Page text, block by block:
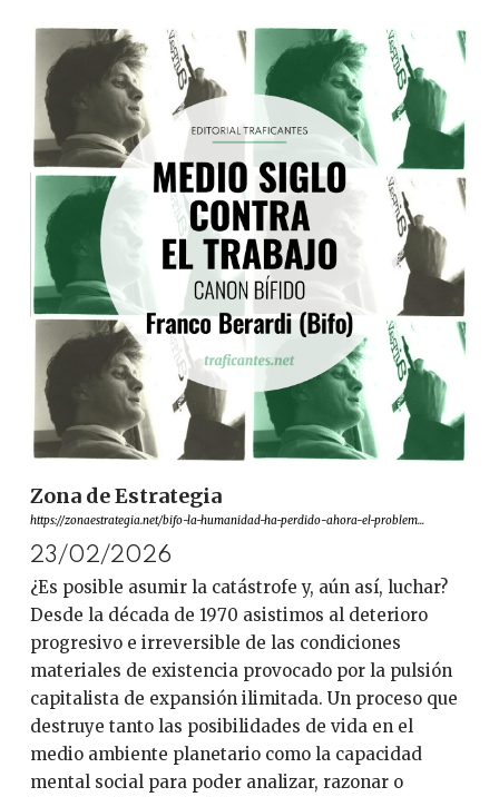
Zona de Estrategia
https://zonaestrategia.net/bifo-la-humanidad-ha-perdido-ahora-el-problem...
23/02/2026
¿Es posible asumir la catástrofe y, aún así, luchar?
Desde la década de 1970 asistimos al deterioro
progresivo e irreversible de las condiciones
materiales de existencia provocado por la pulsión
capitalista de expansión ilimitada. Un proceso que
destruye tanto las posibilidades de vida en el
medio ambiente planetario como la capacidad
mental social para poder analizar, razonar o